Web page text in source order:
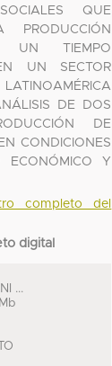
QUE
PRODUCCIÓN
UN TIEMPO
UN SECTOR
DE DOS
DE
CONDICIONES
ECONÓMICO Y
completo del
digital
...